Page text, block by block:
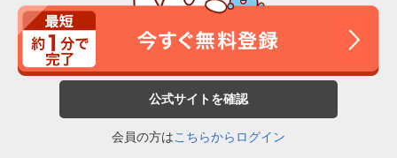
公式サイトを確認
会員の方はこちらからログイン